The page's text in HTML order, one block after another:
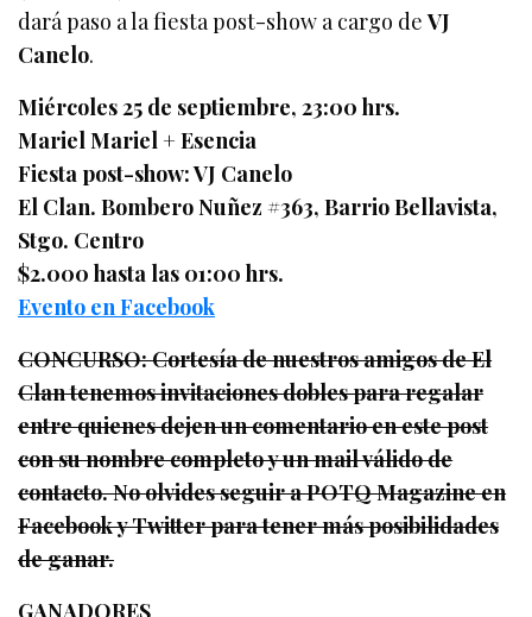
dará paso a la fiesta post-show a cargo deVJ
Canelo.
Miércoles 25 de septiembre, 23:00 hrs.
Mariel Mariel + Esencia
Fiesta post-show: VJ Canelo
El Clan. Bombero Nuñez #363, Barrio Bellavista,
Stgo. Centro
$2.000 hasta las 01:00 hrs.
Evento en Facebook
CONCURSO: Cortesía de nuestros amigos de El
Clan tenemos invitaciones dobles para regalar
entre quienes dejen un comentario en este post
con su nombre completo y un mail válido de
contacto. No olvides seguir a POTQ Magazine en
Facebook y Twitter para tener más posibilidades
de ganar.
GANADORES